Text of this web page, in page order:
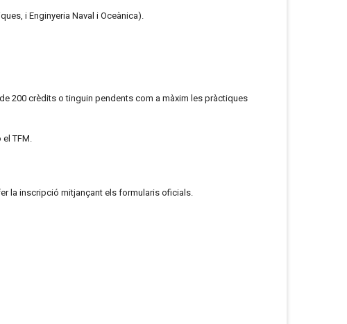
i Enginyeria Naval i Oceànica).
200 crèdits o tinguin pendents com a màxim les pràctiques
TFM.
la inscripció mitjançant els formularis oficials.